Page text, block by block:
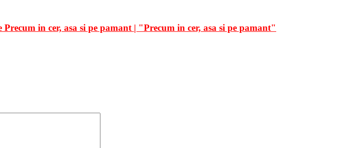
in cer, asa si pe pamant | "Precum in cer, asa si pe pamant"